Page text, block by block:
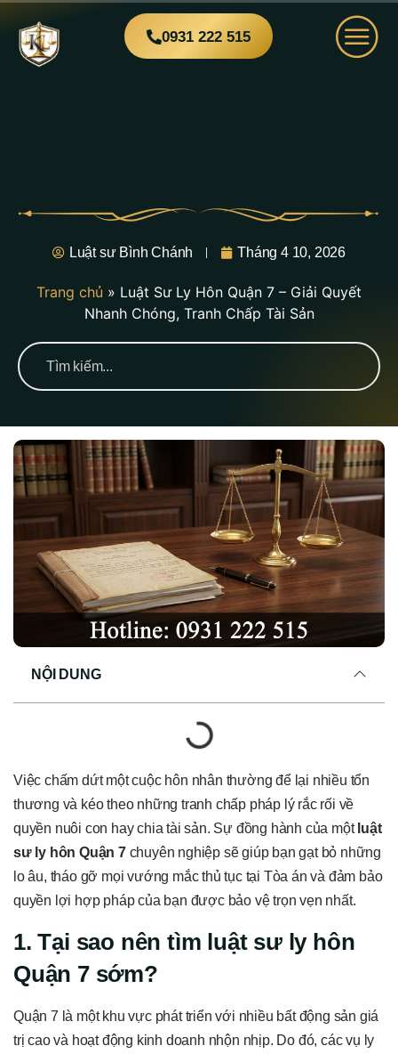
0931 222 515
Luật sư Bình Chánh Tháng 4 10, 2026
Trang chủ » Luật Sư Ly Hôn Quận 7 – Giải Quyết
Nhanh Chóng, Tranh Chấp Tài Sản
NỘI DUNG
Việc chấm dứt một cuộc hôn nhân thường để lại nhiều tổn
thương và kéo theo những tranh chấp pháp lý rắc rối về
quyền nuôi con hay chia tài sản. Sự đồng hành của một luật
sư ly hôn Quận 7chuyên nghiệp sẽ giúp bạn gạt bỏ những
lo âu, tháo gỡ mọi vướng mắc thủ tục tại Tòa án và đảm bảo
quyền lợi hợp pháp của bạn được bảo vệ trọn vẹn nhất.
1. Tại sao nên tìm luật sư ly hôn
Quận 7 sớm?
Quận 7 là một khu vực phát triển với nhiều bất động sản giá
trị cao và hoạt động kinh doanh nhộn nhịp. Do đó, các vụ ly